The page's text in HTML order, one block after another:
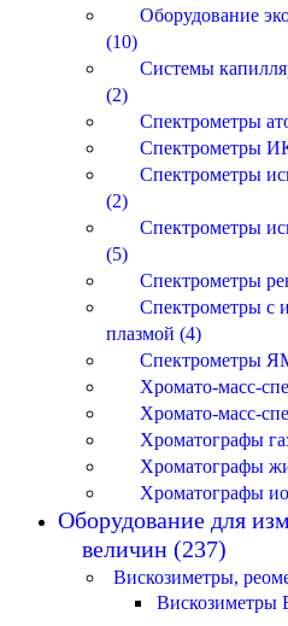
Оборудование
(10)
Системы
(2)
Спектрометры
Спектрометры
Спектрометры
(2)
Спектрометры
(5)
Спектрометры
Спектрометры с
плазмой (4)
Спектрометры
Хромато-масс-
Хромато-масс-
Хроматографы
Хроматографы
Хроматографы
Оборудование для
величин (237)
Вискозиметры,
Вискозиметры